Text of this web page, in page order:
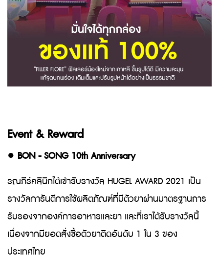
Event & Reward
● BON - SONG 10th Anniversary
รณภีร์คลินิกได้เข้ารับรางวัล HUGEL AWARD 2021 เป็น
รางวัลการันตีการใช้ผลิตภัณฑ์ที่มีตัวยาผ่านมาตรฐานการ
รับรองจากองค์การอาหารและยา และที่เราได้รับรางวัลนี้
เนื่องจากมียอดสั่งซื้อตัวยาติดอันดับ 1 ใน 3 ของ
ประเทศไทย